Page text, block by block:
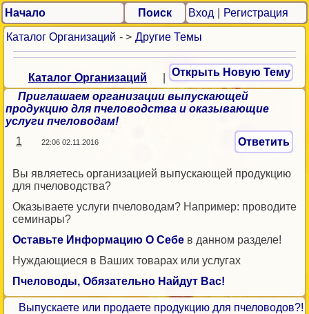
Начало Поиск Вход Регистрация
Каталог Организаций - > Другие Темы
Каталог Организаций Открыть Новую Тему
Приглашаем организации выпускающей
продукцию для пчеловодства и оказывающие
услуги пчеловодам!
1
22:06 02.11.2016 Ответить
Вы являетесь организацией выпускающей продукцию
для пчеловодства?
Оказываете услуги пчеловодам? Например: проводите
семинары?
Оставьте Информацию О Себе в данном разделе!
Нуждающиеся в Ваших товарах или услугах
Пчеловоды, Обязательно Найдут Вас!
Выпускаете или продаете продукцию для пчеловодов?!